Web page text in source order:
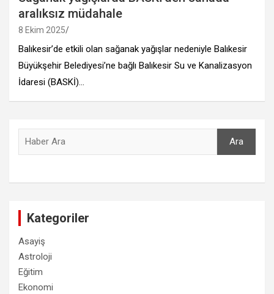
aralıksız müdahale
8 Ekim 2025
Balıkesir’de etkili olan sağanak yağışlar nedeniyle Balıkesir
Büyükşehir Belediyesi’ne bağlı Balıkesir Su ve Kanalizasyon
İdaresi (BASKİ)…
Ara
Kategoriler
Asayiş
Astroloji
Eğitim
Ekonomi